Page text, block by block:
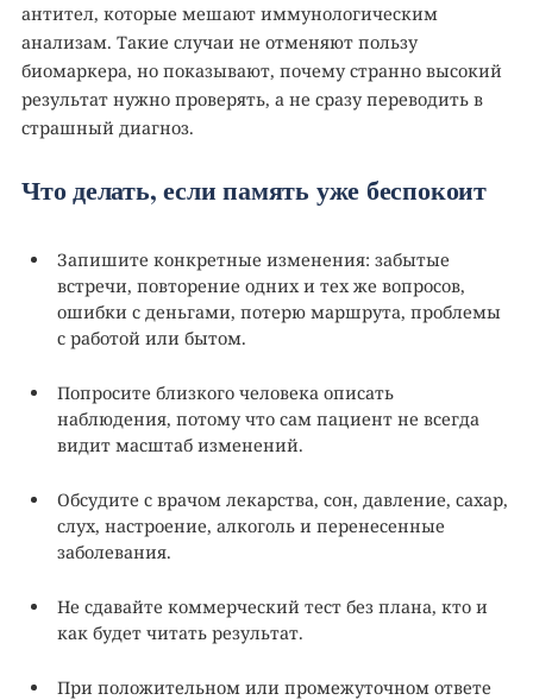
антител, которые мешают иммунологическим
анализам. Такие случаи не отменяют пользу
биомаркера, но показывают, почему странно высокий
результат нужно проверять, а не сразу переводить в
страшный диагноз.
Что делать, если память уже беспокоит
Запишите конкретные изменения: забытые
встречи, повторение одних и тех же вопросов,
ошибки с деньгами, потерю маршрута, проблемы
с работой или бытом.
Попросите близкого человека описать
наблюдения, потому что сам пациент не всегда
видит масштаб изменений.
Обсудите с врачом лекарства, сон, давление, сахар,
слух, настроение, алкоголь и перенесенные
заболевания.
Не сдавайте коммерческий тест без плана, кто и
как будет читать результат.
При положительном или промежуточном ответе